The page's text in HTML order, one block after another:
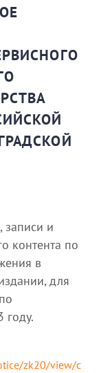
записи и
контента по
в
для
году.
zk20/view/c